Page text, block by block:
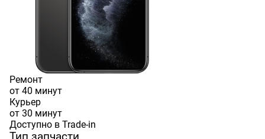
Ремонт
от 40 минут
Курьер
от 30 минут
Доступно в Trade-in